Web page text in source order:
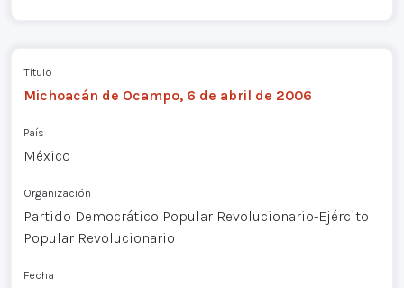
Título
Michoacán de Ocampo, 6 de abril de 2006
País
México
Organización
Partido Democrático Popular Revolucionario-Ejército
Popular Revolucionario
Fecha